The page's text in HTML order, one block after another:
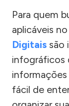
Para quem
aplicáveis
Digitais são
infográficos
informações
fácil de